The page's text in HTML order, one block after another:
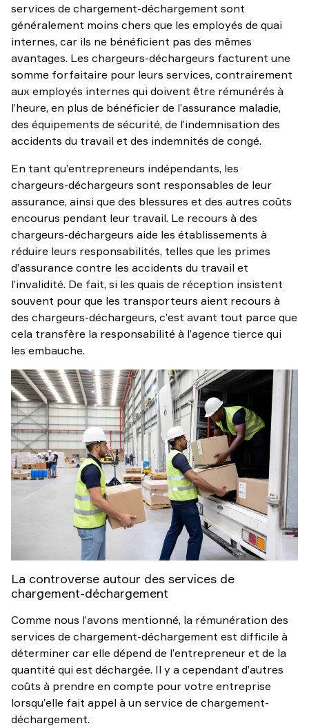
services de chargement-déchargement sont
généralement moins chers que les employés de quai
internes, car ils ne bénéficient pas des mêmes
avantages. Les chargeurs-déchargeurs facturent une
somme forfaitaire pour leurs services, contrairement
aux employés internes qui doivent être rémunérés à
l’heure, en plus de bénéficier de l’assurance maladie,
des équipements de sécurité, de l’indemnisation des
accidents du travail et des indemnités de congé.
En tant qu’entrepreneurs indépendants, les
chargeurs-déchargeurs sont responsables de leur
assurance, ainsi que des blessures et des autres coûts
encourus pendant leur travail. Le recours à des
chargeurs-déchargeurs aide les établissements à
réduire leurs responsabilités, telles que les primes
d’assurance contre les accidents du travail et
l’invalidité. De fait, si les quais de réception insistent
souvent pour que les transporteurs aient recours à
des chargeurs-déchargeurs, c’est avant tout parce que
cela transfère la responsabilité à l’agence tierce qui
les embauche.
La controverse autour des services de
chargement-déchargement
Comme nous l’avons mentionné, la rémunération des
services de chargement-déchargement est difficile à
déterminer car elle dépend de l’entrepreneur et de la
quantité qui est déchargée. Il y a cependant d’autres
coûts à prendre en compte pour votre entreprise
lorsqu’elle fait appel à un service de chargement-
déchargement.